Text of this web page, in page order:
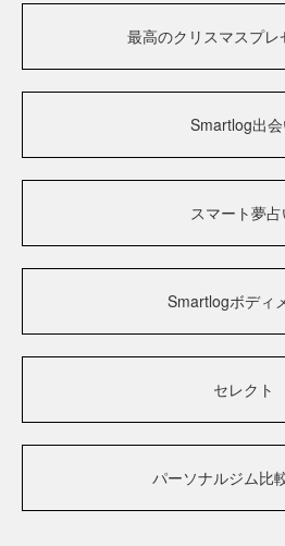
最高のクリスマスプ
Smartlog出
スマート夢
Smartlogボディ
セレクト
パーソナルジム比